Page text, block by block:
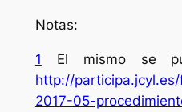
Notas:
1 El mismo se
http://
2017-05-